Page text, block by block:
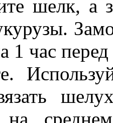
шелк, а
1 час
на